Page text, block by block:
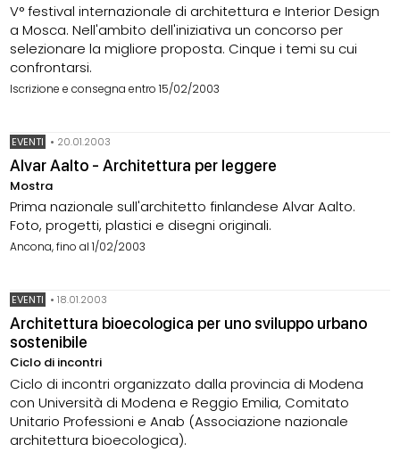
V° festival internazionale di architettura e Interior Design
a Mosca. Nell'ambito dell'iniziativa un concorso per
selezionare la migliore proposta. Cinque i temi su cui
confrontarsi.
Iscrizione e consegna entro 15/02/2003
EVENTI • 20.01.2003
Alvar Aalto - Architettura per leggere
Mostra
Prima nazionale sull'architetto finlandese Alvar Aalto.
Foto, progetti, plastici e disegni originali.
Ancona, fino al 1/02/2003
EVENTI •18.01.2003
Architettura bioecologica per uno sviluppo urbano
sostenibile
Ciclo di incontri
Ciclo di incontri organizzato dalla provincia di Modena
con Università di Modena e Reggio Emilia, Comitato
Unitario Professioni e Anab (Associazione nazionale
architettura bioecologica).